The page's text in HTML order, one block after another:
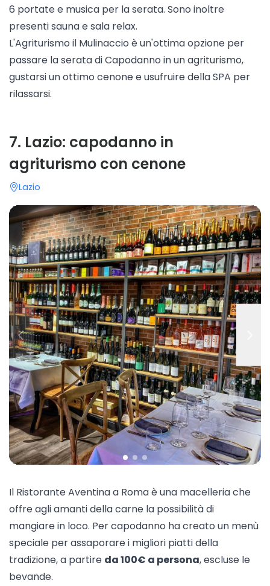
6 portate e musica per la serata. Sono inoltre
presenti sauna e sala relax.
L'Agriturismo il Mulinaccio è un'ottima opzione per
passare la serata di Capodanno in un agriturismo,
gustarsi un ottimo cenone e usufruire della SPA per
rilassarsi.
7. Lazio: capodanno in
agriturismo con cenone
Lazio
Il RistoranteAventinaa Roma è una macelleria che
offre agli amanti della carne la possibilità di
mangiare in loco. Per capodanno ha creato un menù
speciale per assaporare i migliori piatti della
tradizione, a partire da 100€ a persona, escluse le
bevande.